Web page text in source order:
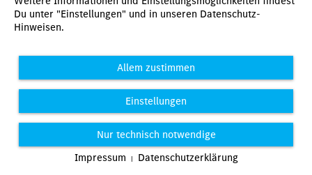
Du unter "Einstellungen" und in unseren Datenschutz-
Hinweisen.
Nur technisch notwendige
Allem zustimmen
Einstellungen
Impressum | Datenschutzerklärung